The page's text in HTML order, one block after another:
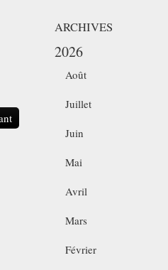
ARCHIVES
2026
Août
Juillet
Juin
Mai
Avril
Mars
Février